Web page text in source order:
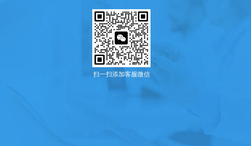
扫一扫添加客服微信